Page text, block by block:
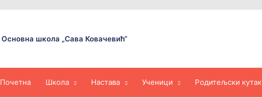
Основна школа „Сава Ковачевић“
Почетна Школа Настава Ученици Родитељски кутак